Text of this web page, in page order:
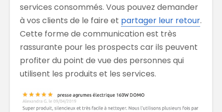
services consommés. Vous pouvez demander
à vos clients de le faire et partager leur retour.
Cette forme de communication est très
rassurante pour les prospects car ils peuvent
profiter du point de vue des personnes qui
utilisent les produits et les services.